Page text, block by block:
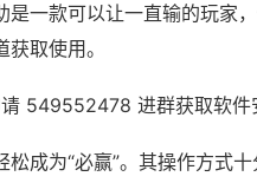
一款可以让一直输的玩家
取使用。
549552478 进群获取软件
松成为“必赢”。其操作方式